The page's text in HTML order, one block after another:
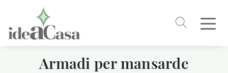
Armadi per mansarde